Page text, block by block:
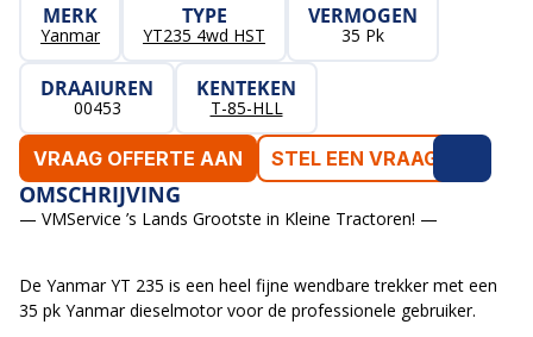
MERK
Yanmar
TYPE
YT235 4wd HST
VERMOGEN
35 Pk
DRAAIUREN
00453
KENTEKEN
T-85-HLL
VRAAG OFFERTE AAN STEL EEN VRAAG
OMSCHRIJVING
— VMService ’s Lands Grootste in Kleine Tractoren! —
De Yanmar YT 235 is een heel fijne wendbare trekker met een
35 pk Yanmar dieselmotor voor de professionele gebruiker.